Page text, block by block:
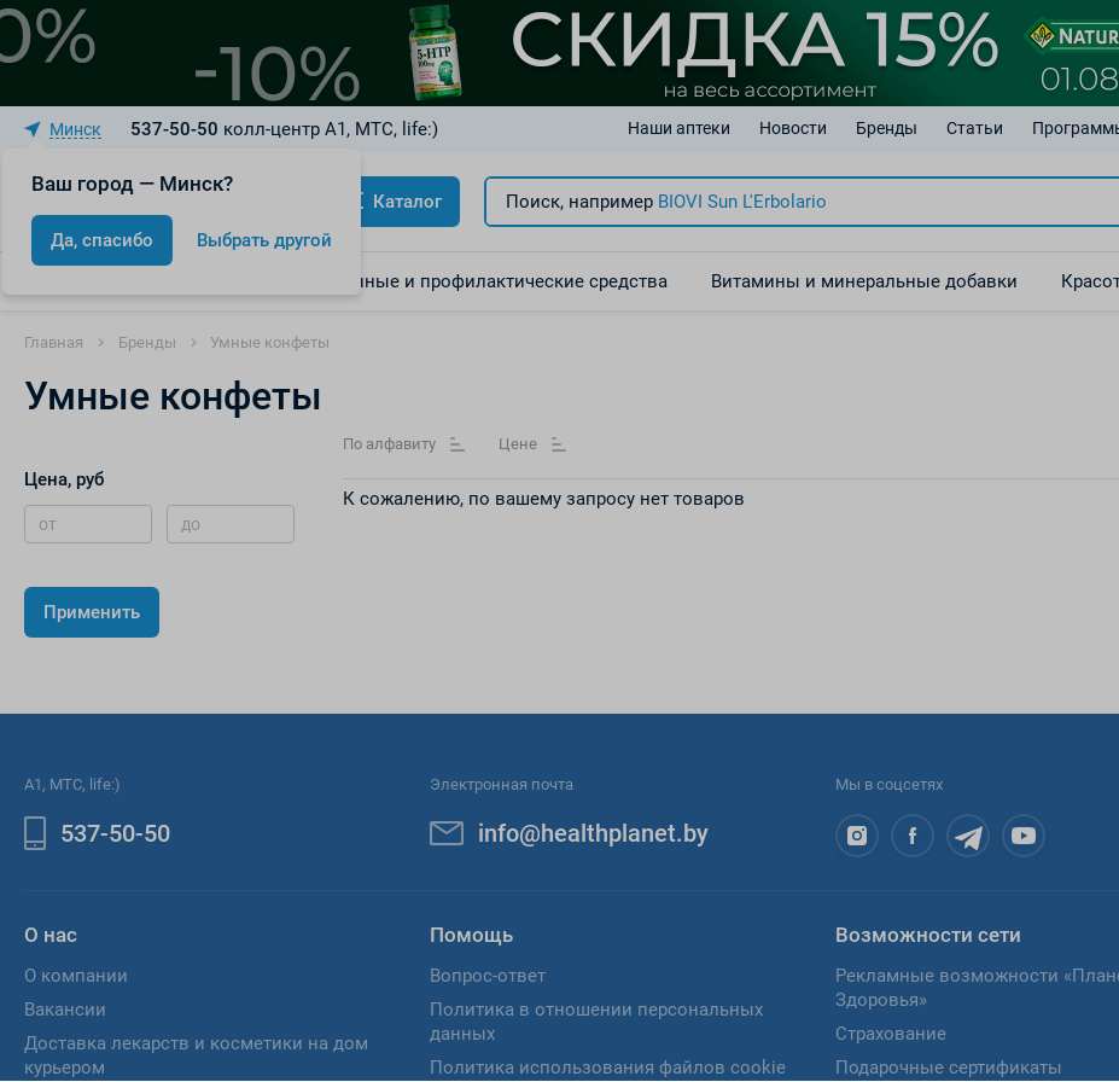
Минск
Ваш город — Минск?
Да, спасибо Выбрать другой
537-50-50 колл-центр A1, МТС, life:) Наши аптеки Новости Бренды Статьи
Каталог Поиск, например BIOVI Sun L'Erbolario
Лекарственные и профилактические средства Витамины и минеральные добавки
Главная Бренды Умные конфеты
Умные конфеты
Цена, руб
от до
По алфавиту Цене
К сожалению, по вашему запросу нет товаров
A1, МТС, life:)
537-50-50
Электронная почта
info@healthplanet.by
Мы в соцсетях
О нас
О компании
Вакансии
Доставка лекарств и косметики на дом
курьером
Помощь
Вопрос-ответ
Политика в отношении персональных
данных
Политика использования файлов cookie
Возможности сети
Рекламные возможности
Здоровья»
Страхование
Подарочные сертификаты